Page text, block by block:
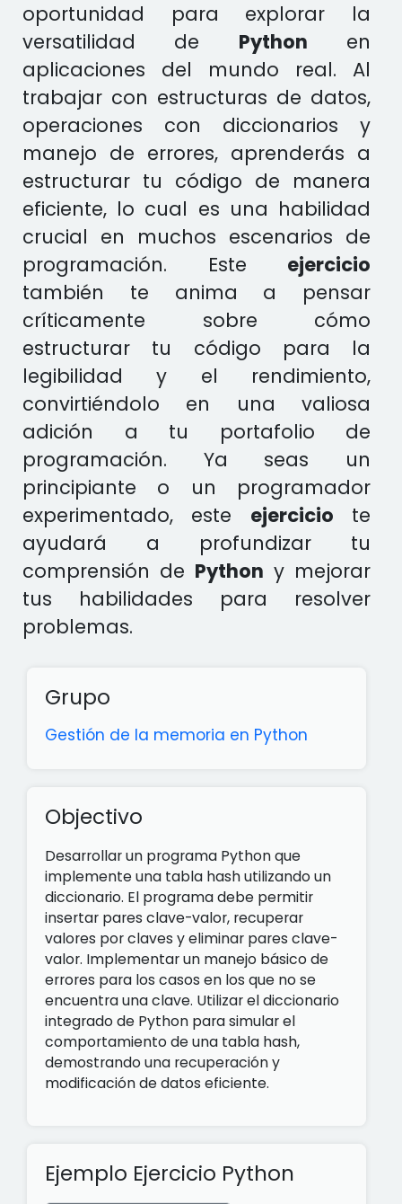
oportunidad para explorar la
versatilidad de Python en
aplicaciones del mundo real. Al
trabajar con estructuras de datos,
operaciones con diccionarios y
manejo de errores, aprenderás a
estructurar tu código de manera
eficiente, lo cual es una habilidad
crucial en muchos escenarios de
programación. Este ejercicio
también te anima a pensar
críticamente sobre cómo
estructurar tu código para la
legibilidad y el rendimiento,
convirtiéndolo en una valiosa
adición a tu portafolio de
programación. Ya seas un
principiante o un programador
experimentado, este ejercicio te
ayudará a profundizar tu
comprensión de Python y mejorar
tus habilidades para resolver
problemas.
Grupo
Gestión de la memoria en Python
Objectivo
Desarrollar un programa Python que
implemente una tabla hash utilizando un
diccionario. El programa debe permitir
insertar pares clave-valor, recuperar
valores por claves y eliminar pares clave-
valor. Implementar un manejo básico de
errores para los casos en los que no se
encuentra una clave. Utilizar el diccionario
integrado de Python para simular el
comportamiento de una tabla hash,
demostrando una recuperación y
modificación de datos eficiente.
Ejemplo Ejercicio Python